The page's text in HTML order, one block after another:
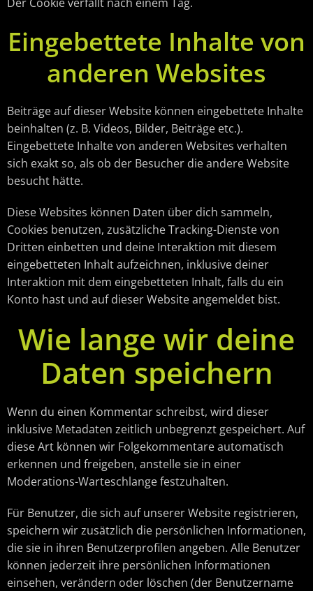
Eingebettete Inhalte von
anderen Websites
Beiträge auf dieser Website können eingebettete Inhalte
beinhalten (z. B. Videos, Bilder, Beiträge etc.).
Eingebettete Inhalte von anderen Websites verhalten
sich exakt so, als ob der Besucher die andere Website
besucht hätte.
Diese Websites können Daten über dich sammeln,
Cookies benutzen, zusätzliche Tracking-Dienste von
Dritten einbetten und deine Interaktion mit diesem
eingebetteten Inhalt aufzeichnen, inklusive deiner
Interaktion mit dem eingebetteten Inhalt, falls du ein
Konto hast und auf dieser Website angemeldet bist.
Wie lange wir deine
Daten speichern
Wenn du einen Kommentar schreibst, wird dieser
inklusive Metadaten zeitlich unbegrenzt gespeichert. Auf
diese Art können wir Folgekommentare automatisch
erkennen und freigeben, anstelle sie in einer
Moderations-Warteschlange festzuhalten.
Für Benutzer, die sich auf unserer Website registrieren,
speichern wir zusätzlich die persönlichen Informationen,
die sie in ihren Benutzerprofilen angeben. Alle Benutzer
können jederzeit ihre persönlichen Informationen
einsehen, verändern oder löschen (der Benutzername